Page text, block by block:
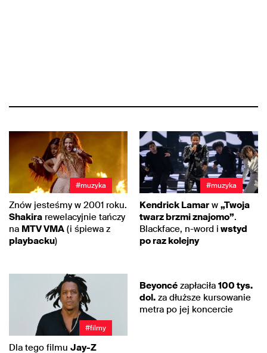
#muzyka
Znów jesteśmy w 2001 roku.
Shakira rewelacyjnie tańczy
na MTV VMA (i śpiewa z
playbacku)
#muzyka
Kendrick Lamar w „Twoja
twarz brzmi znajomo”.
Blackface, n-word i wstyd
po raz kolejny
#filmy
Dla tego filmu Jay-Z
Beyoncé zapłaciła 100 tys.
dol. za dłuższe kursowanie
metra po jej koncercie